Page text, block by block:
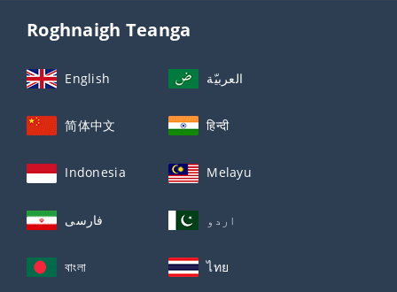
Roghnaigh Teanga
English العربيّة
简体中文 हिन्दी
Indonesia Melayu
فارسی اردو
বাংলা ไทย